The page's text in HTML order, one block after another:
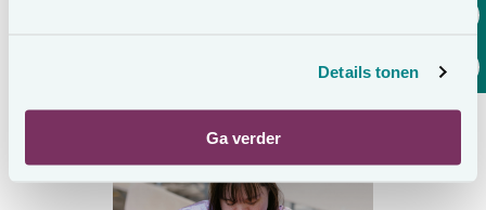
Details tonen
Ga verder